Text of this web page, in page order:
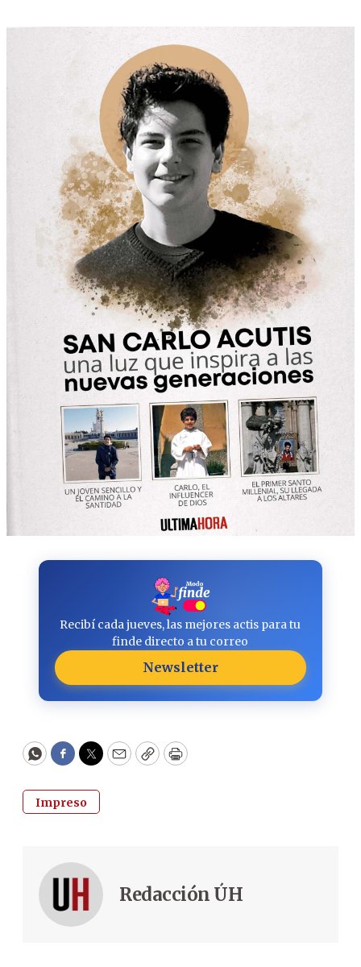
Recibí cada jueves, las mejores actis para tu
finde directo a tu correo
Newsletter
WhatsApp
Facebook
Twitter
EmailCopyPrint
Impreso
Redacción ÚH